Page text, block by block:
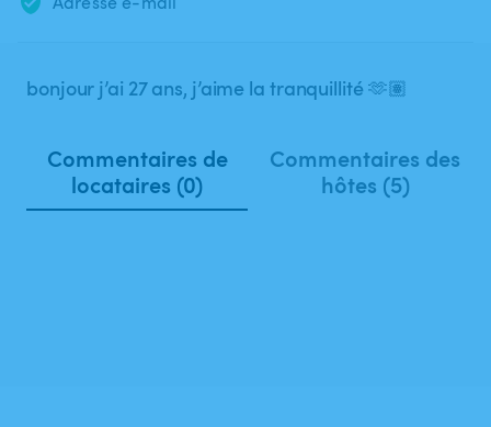
bonjour j’ai 27 ans, j’aime la tranquillité 🫶🏽
Commentaires de
locataires (0)
Commentaires des
hôtes (5)